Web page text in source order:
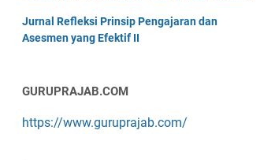
Jurnal Refleksi Prinsip Pengajaran dan
Asesmen yang Efektif II
GURUPRAJAB.COM
https://www.guruprajab.com/